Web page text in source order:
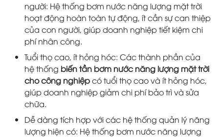
người: Hệ thống bơm nước năng lượng mặt trời
hoạt động hoàn toàn tự động, ít cần sự can thiệp
của con người, giúp doanh nghiệp tiết kiệm chi
phí nhân công.
Tuổi thọ cao, ít hỏng hóc: Các thành phần của
hệ thống biến tần bơm nước năng lượng mặt trời
cho công nghiệpcó tuổi thọ cao và ít hỏng hóc,
giúp doanh nghiệp giảm chi phí bảo trì và sửa
chữa.
Dễ dàng tích hợp với các hệ thống quản lý năng
lượng hiện có: Hệ thống bơm nước năng lượng